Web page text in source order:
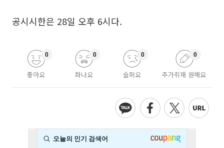
공시시한은 28일 오후 6시다.
좋아요
0
화나요
0
슬퍼요
0
추가취재 원해요
0